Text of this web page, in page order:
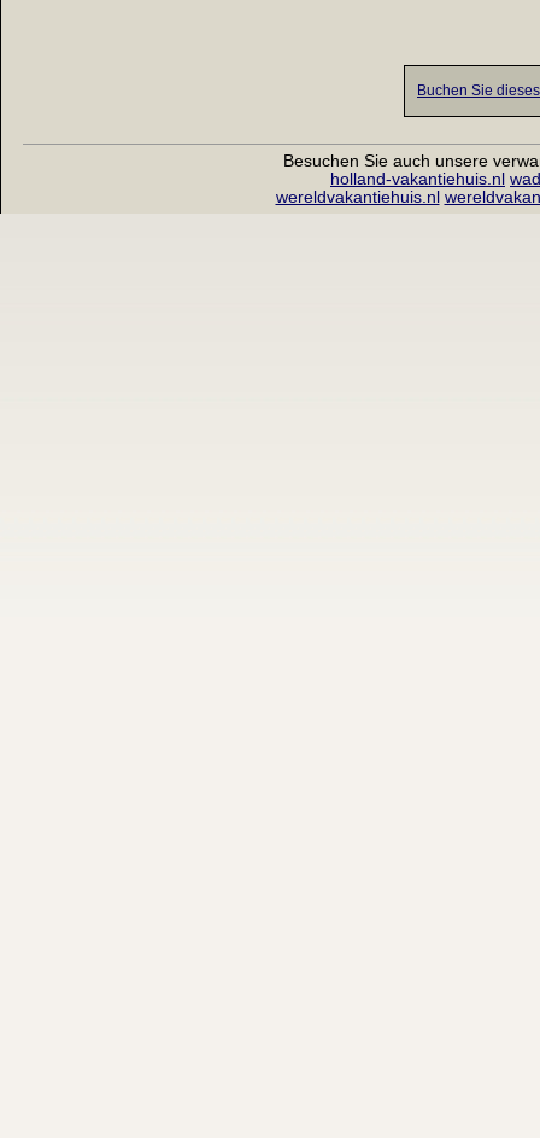
Buchen Sie
Besuchen Sie auch unsere
holland-vakantiehuis.nl
wereldvakantiehuis.nl